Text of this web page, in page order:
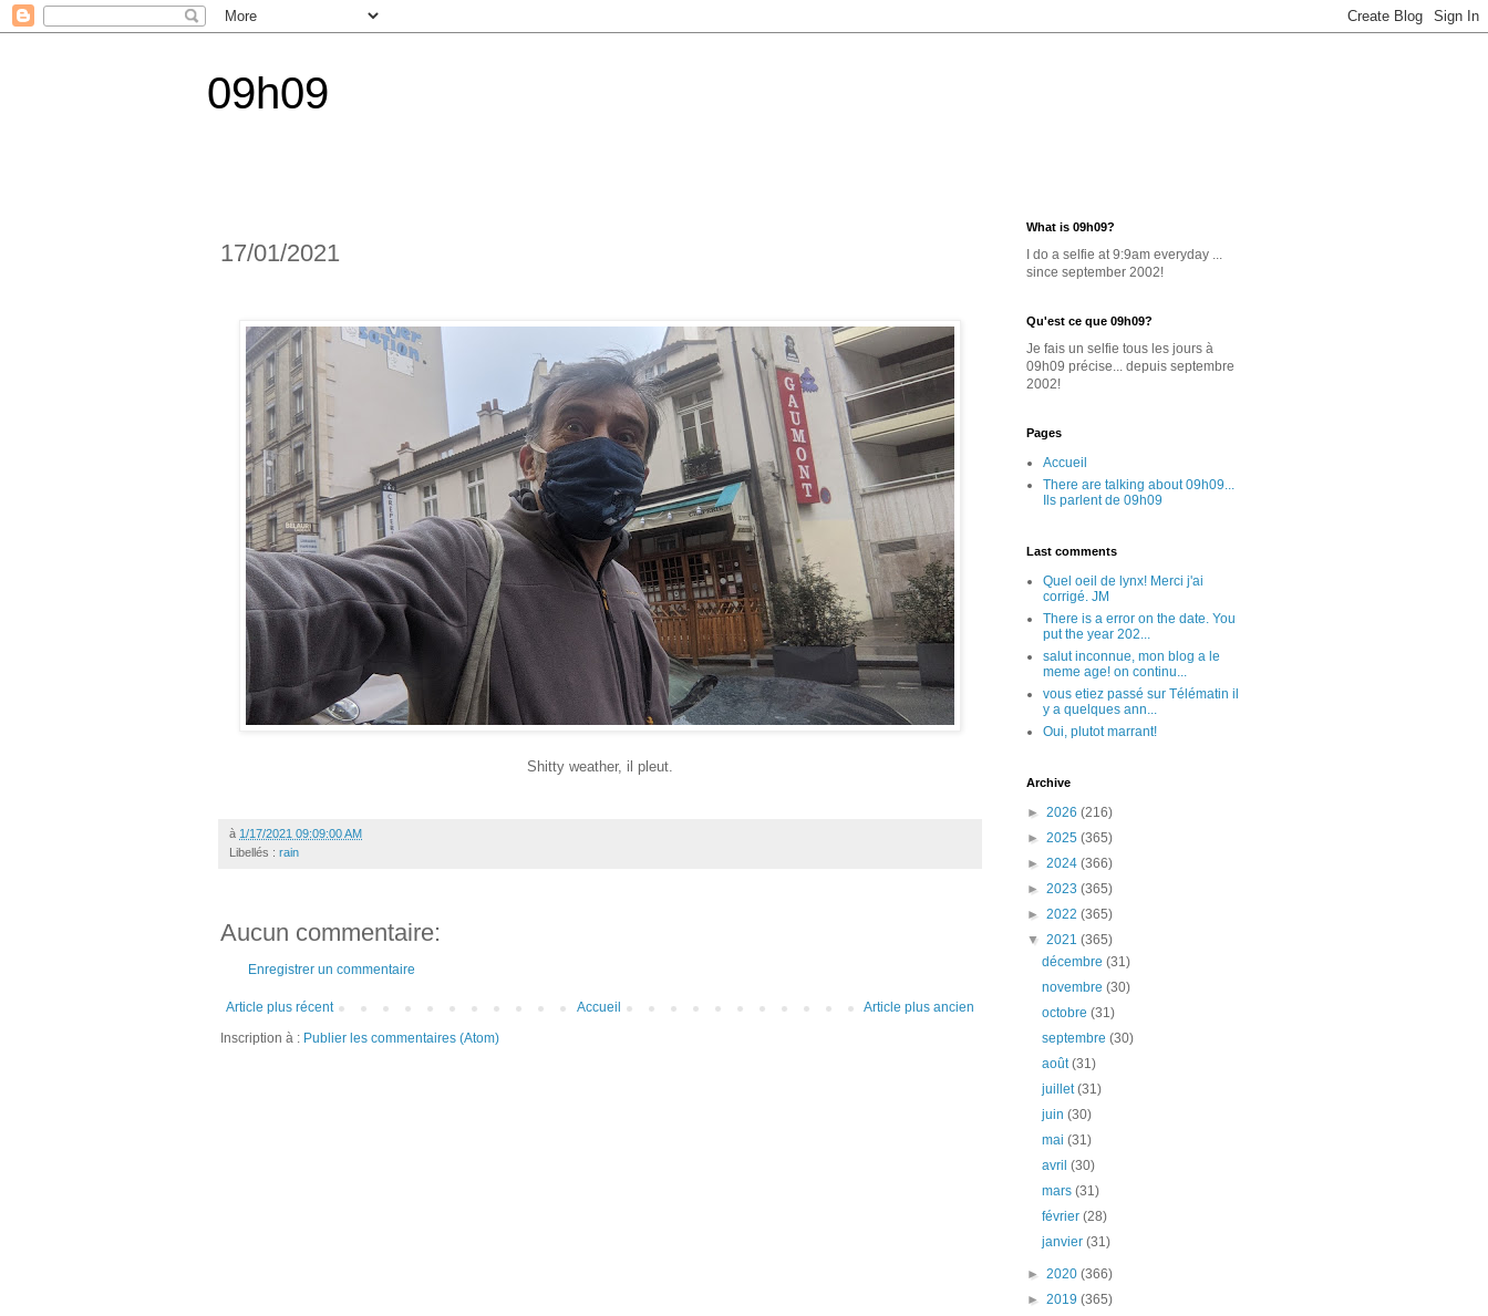
09h09
17/01/2021
Shitty weather, il pleut.
à 1/17/2021 09:09:00 AM
Libellés : rain
Aucun commentaire:
Enregistrer un commentaire
Article plus récent Article plus ancien
Accueil
Inscription à : Publier les commentaires (Atom)
What is 09h09?
I do a selfie at 9:9am everyday ...
since september 2002!
Qu'est ce que 09h09?
Je fais un selfie tous les jours à
09h09 précise... depuis septembre
2002!
Pages
Accueil
There are talking about 09h09...
Ils parlent de 09h09
Last comments
Quel oeil de lynx! Merci j'ai
corrigé. JM
There is a error on the date. You
put the year 202...
salut inconnue, mon blog a le
meme age! on continu...
vous etiez passé sur Télématin il
y a quelques ann...
Oui, plutot marrant!
Archive
► 2026 (216)
► 2025 (365)
► 2024 (366)
► 2023 (365)
► 2022 (365)
▼ 2021 (365)
décembre(31)
novembre(30)
octobre(31)
septembre(30)
août(31)
juillet(31)
juin(30)
mai(31)
avril(30)
mars(31)
février(28)
janvier(31)
► 2020 (366)
► 2019 (365)